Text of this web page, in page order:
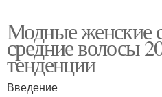
Модные женские
средние волосы
тенденции
Введение